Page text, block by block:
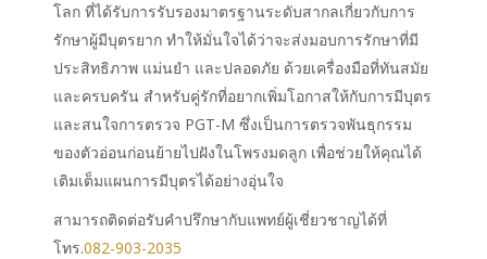
โลก ที่ได้รับการรับรองมาตรฐานระดับสากลเกี่ยวกับการ
รักษาผู้มีบุตรยาก ทำให้มั่นใจได้ว่าจะส่งมอบการรักษาที่มี
ประสิทธิภาพ แม่นยำ และปลอดภัย ด้วยเครื่องมือที่ทันสมัย
และครบครัน สำหรับคู่รักที่อยากเพิ่มโอกาสให้กับการมีบุตร
และสนใจการตรวจ PGT-M ซึ่งเป็นการตรวจพันธุกรรม
ของตัวอ่อนก่อนย้ายไปฝังในโพรงมดลูก เพื่อช่วยให้คุณได้
เติมเต็มแผนการมีบุตรได้อย่างอุ่นใจ
สามารถติดต่อรับคำปรึกษากับแพทย์ผู้เชี่ยวชาญได้ที่
โทร.082-903-2035